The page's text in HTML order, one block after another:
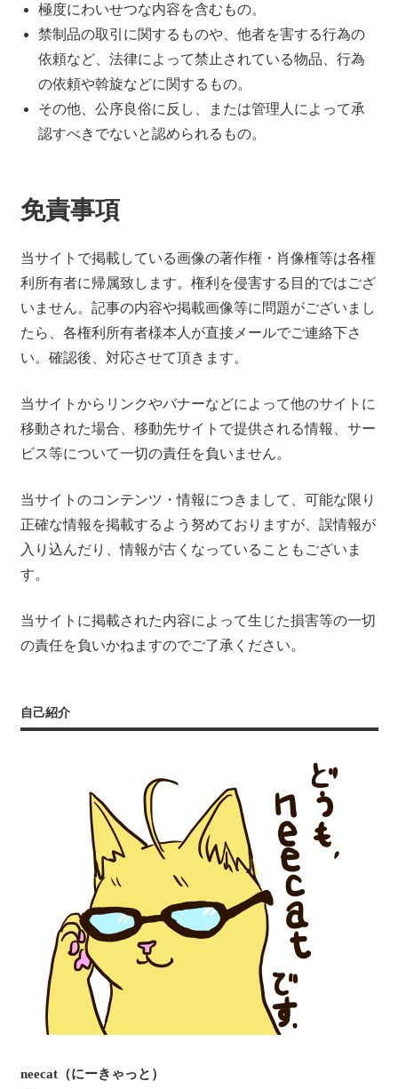
極度にわいせつな内容を含むもの。
禁制品の取引に関するものや、他者を害する行為の
依頼など、法律によって禁止されている物品、行為
の依頼や斡旋などに関するもの。
その他、公序良俗に反し、または管理人によって承
認すべきでないと認められるもの。
免責事項
当サイトで掲載している画像の著作権・肖像権等は各権
利所有者に帰属致します。権利を侵害する目的ではござ
いません。記事の内容や掲載画像等に問題がございまし
たら、各権利所有者様本人が直接メールでご連絡下さ
い。確認後、対応させて頂きます。
当サイトからリンクやバナーなどによって他のサイトに
移動された場合、移動先サイトで提供される情報、サー
ビス等について一切の責任を負いません。
当サイトのコンテンツ・情報につきまして、可能な限り
正確な情報を掲載するよう努めておりますが、誤情報が
入り込んだり、情報が古くなっていることもございま
す。
当サイトに掲載された内容によって生じた損害等の一切
の責任を負いかねますのでご了承ください。
自己紹介
neecat（にーきゃっと）